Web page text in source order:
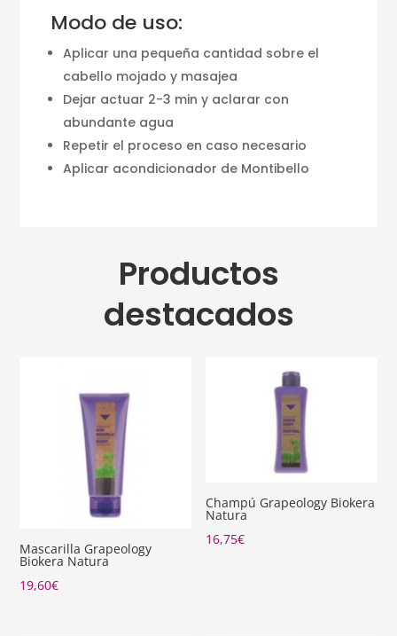
Modo de uso:
Aplicar una pequeña cantidad sobre el
cabello mojado y masajea
Dejar actuar 2-3 min y aclarar con
abundante agua
Repetir el proceso en caso necesario
Aplicar acondicionador de Montibello
Productos
destacados
Mascarilla Grapeology
Biokera Natura
19,60€
Champú Grapeology Biokera
Natura
16,75€